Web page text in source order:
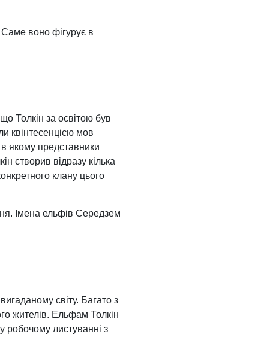
воно фігурує в
Толкін за освітою був
квінтесенцією мов
в якому представники
створив відразу кілька
клану цього
Імена ельфів Середзем
світу. Багато з
жителів. Ельфам Толкін
робочому листуванні з